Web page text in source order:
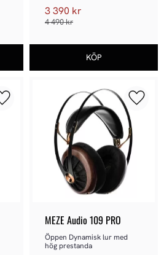
3 390 kr
4 490kr
Lägg till i favoriter
MEZE Audio 109 PRO
Öppen Dynamisk lur med
hög prestanda
Lägg